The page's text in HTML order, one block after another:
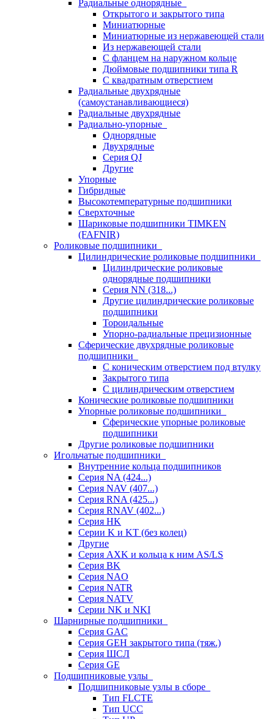
Радиальные однорядные
Открытого и закрытого типа
Миниатюрные
Миниатюрные из нержавеющей стали
Из нержавеющей стали
С фланцем на наружном кольце
Дюймовые подшипники типа R
С квадратным отверстием
Радиальные двухрядные
(самоустанавливающиеся)
Радиальные двухрядные
Радиально-упорные
Однорядные
Двухрядные
Серия QJ
Другие
Упорные
Гибридные
Высокотемпературные подшипники
Сверхточные
Шариковые подшипники TIMKEN
(FAFNIR)
Роликовые подшипники
Цилиндрические роликовые подшипники
Цилиндрические роликовые
однорядные подшипники
Серия NN (318...)
Другие цилиндрические роликовые
подшипники
Тороидальные
Упорно-радиальные прецизионные
Сферические двухрядные роликовые
подшипники
С коническим отверстием под втулку
Закрытого типа
С цилиндрическим отверстием
Конические роликовые подшипники
Упорные роликовые подшипники
Сферические упорные роликовые
подшипники
Другие роликовые подшипники
Игольчатые подшипники
Внутренние кольца подшипников
Серия NA (424...)
Серия NAV (407...)
Серия RNA (425...)
Серия RNAV (402...)
Серия HK
Серии K и KT (без колец)
Другие
Серия AXK и кольца к ним AS/LS
Серия BK
Серия NAO
Серия NATR
Серия NATV
Серии NK и NKI
Шарнирные подшипники
Серия GAC
Серия GEH закрытого типа (тяж.)
Серия ШСЛ
Серия GE
Подшипниковые узлы
Подшипниковые узлы в сборе
Тип FLCTE
Тип UCC